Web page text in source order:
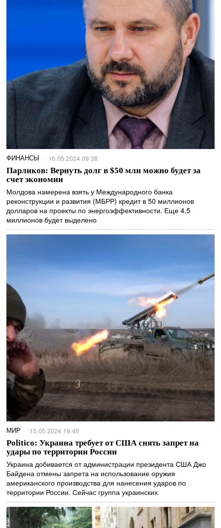
ФИНАНСЫ 16.05.2024 09:38
Парликов: Вернуть долг в $50 млн можно будет за
счет экономии
Молдова намерена взять у Международного банка
реконструкции и развития (МБРР) кредит в 50 миллионов
долларов на проекты по энергоэффективности. Еще 4,5
миллионов будет выделено
МИР 15.05.2024 19:49
Politico: Украина требует от США снять запрет на
удары по территории России
Украина добивается от администрации президента США Джо
Байдена отмены запрета на использование оружия
американского производства для нанесения ударов по
территории России. Сейчас группа украинских